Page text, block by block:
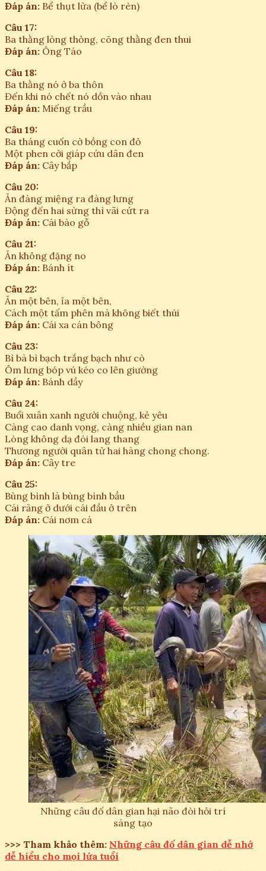
Đáp án: Bể thụt lửa (bể lò rèn)
Câu 17:
Ba thằng lỏng thỏng, cõng thằng đen thui
Đáp án: Ông Táo
Câu 18:
Ba thằng nó ở ba thôn
Đến khi nó chết nó dồn vào nhau
Đáp án: Miếng trầu
Câu 19:
Ba tháng cuốn cờ bồng con đỏ
Một phen cởi giáp cứu dân đen
Đáp án: Cây bắp
Câu 20:
Ăn đàng miệng ra đàng lưng
Động đến hai sừng thì vãi cứt ra
Đáp án: Cái bào gỗ
Câu 21:
Ăn không đặng no
Đáp án: Bánh ít
Câu 22:
Ăn một bên, ỉa một bên,
Cách một tấm phên mà không biết thúi
Đáp án: Cái xa cán bông
Câu 23:
Bì bà bì bạch trắng bạch như cò
Ôm lưng bóp vú kéo co lên giường
Đáp án: Bánh dầy
Câu 24:
Buổi xuân xanh người chuộng, kẻ yêu
Càng cao danh vọng, càng nhiều gian nan
Lòng không dạ đói lang thang
Thương người quân tử hai hàng chong chong.
Đáp án: Cây tre
Câu 25:
Bùng bình là bùng bình bầu
Cái răng ở dưới cái đầu ở trên
Đáp án: Cái nơm cá
Những câu đố dân gian hại não đòi hỏi trí
sáng tạo
>>> Tham khảo thêm: Những câu đố dân gian dễ nhớ
dễ hiểu cho mọi lứa tuổi